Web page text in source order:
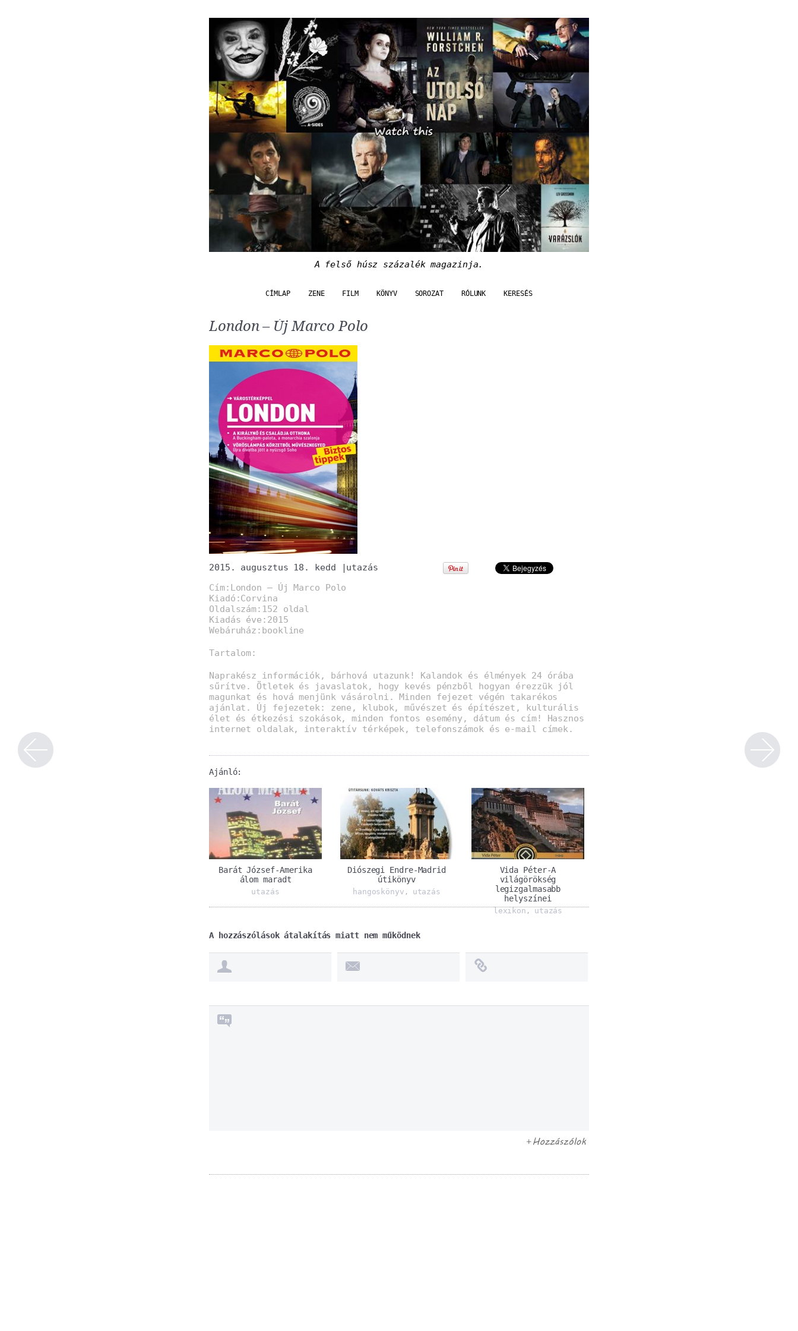
A felső húsz százalék magazinja.
CÍMLAP ZENE FILM KÖNYV SOROZAT RÓLUNK KERESÉS
London – Új Marco Polo
2015. augusztus 18. kedd |utazás
Cím:London – Új Marco Polo
Kiadó:Corvina
Oldalszám:152 oldal
Kiadás éve:2015
Webáruház:bookline
Tartalom:
Naprakész információk, bárhová utazunk! Kalandok és élmények 24 órába
sűrítve. Ötletek és javaslatok, hogy kevés pénzből hogyan érezzük jól
magunkat és hová menjünk vásárolni. Minden fejezet végén takarékos
ajánlat. Új fejezetek: zene, klubok, művészet és építészet, kulturális
élet és étkezési szokások, minden fontos esemény, dátum és cím! Hasznos
internet oldalak, interaktív térképek, telefonszámok és e-mail címek.
Ajánló:
Barát József-Amerika
álom maradt
utazás
Diószegi Endre-Madrid
útikönyv
hangoskönyv , utazás
Vida Péter-A
világörökség
legizgalmasabb
helyszínei
lexikon , utazás
A hozzászólások átalakítás miatt nem működnek